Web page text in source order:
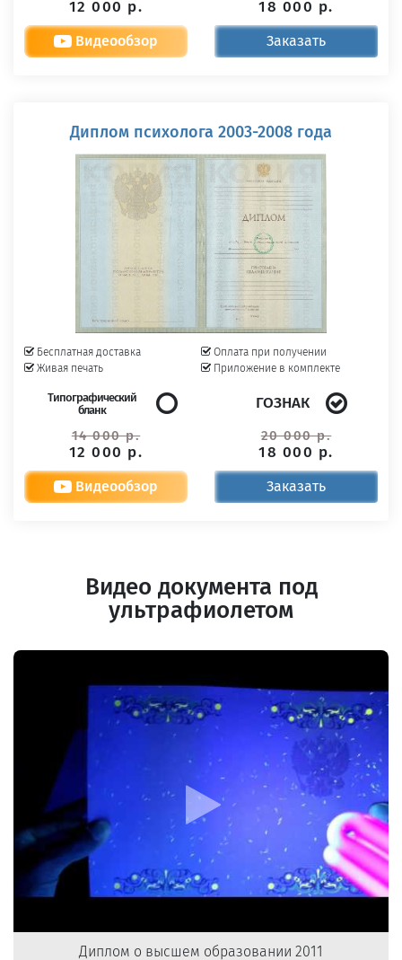
12 000 р. 18 000 р.
Видеообзор Заказать
Диплом психолога 2003-2008 года
Бесплатная доставка
Живая печать
Оплата при получении
Приложение в комплекте
Типографический
бланк
14 000 р.
12 000 р.
ГОЗНАК
20 000 р.
18 000 р.
Видеообзор Заказать
Видео документа под
ультрафиолетом
Диплом о высшем образовании 2011